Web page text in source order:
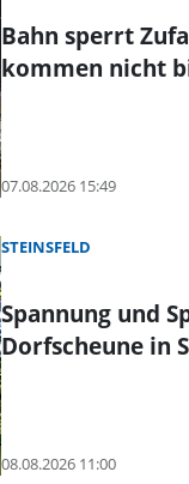
Bahn sperrt
kommen nicht
07.08.2026 15:49
STEINSFELD
Spannung und
Dorfscheune in
08.08.2026 11:00